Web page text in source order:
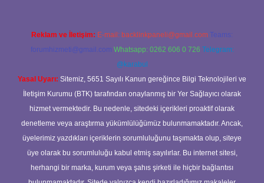
Reklam ve İletişim: E-mail: backlinkpaneli@gmail.com Teams:
forumhizmeti@gmail.com Whatsapp: 0262 606 0 726 Telegram:
@karabul
Yasal Uyarı: Sitemiz, 5651 Sayılı Kanun gereğince Bilgi Teknolojileri ve
İletişim Kurumu (BTK) tarafından onaylanmış bir Yer Sağlayıcı olarak
hizmet vermektedir. Bu nedenle, sitedeki içerikleri proaktif olarak
denetleme veya araştırma yükümlülüğümüz bulunmamaktadır. Ancak,
üyelerimiz yazdıkları içeriklerin sorumluluğunu taşımakta olup, siteye
üye olarak bu sorumluluğu kabul etmiş sayılırlar. Bu internet sitesi,
herhangi bir marka, kurum veya şahıs şirketi ile hiçbir bağlantısı